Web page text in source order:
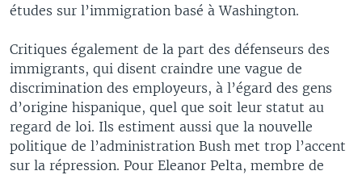
études sur l’immigration basé à Washington.
Critiques également de la part des défenseurs des
immigrants, qui disent craindre une vague de
discrimination des employeurs, à l’égard des gens
d’origine hispanique, quel que soit leur statut au
regard de loi. Ils estiment aussi que la nouvelle
politique de l’administration Bush met trop l’accent
sur la répression. Pour Eleanor Pelta, membre de